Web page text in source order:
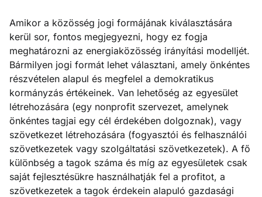
Amikor a közösség jogi formájának kiválasztására
kerül sor, fontos megjegyezni, hogy ez fogja
meghatározni az energiaközösség irányítási modelljét.
Bármilyen jogi formát lehet választani, amely önkéntes
részvételen alapul és megfelel a demokratikus
kormányzás értékeinek. Van lehetőség az egyesület
létrehozására (egy nonprofit szervezet, amelynek
önkéntes tagjai egy cél érdekében dolgoznak), vagy
szövetkezet létrehozására (fogyasztói és felhasználói
szövetkezetek vagy szolgáltatási szövetkezetek). A fő
különbség a tagok száma és míg az egyesületek csak
saját fejlesztésükre használhatják fel a profitot, a
szövetkezetek a tagok érdekein alapuló gazdasági